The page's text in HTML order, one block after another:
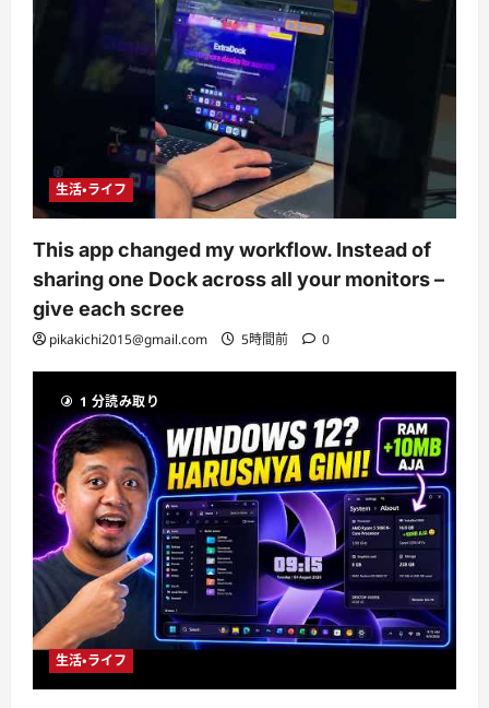
生活・ライフ
This app changed my workflow. Instead of
sharing one Dock across all your monitors –
give each scree
pikakichi2015@gmail.com 5時間前 0
1 分読み取り
生活・ライフ